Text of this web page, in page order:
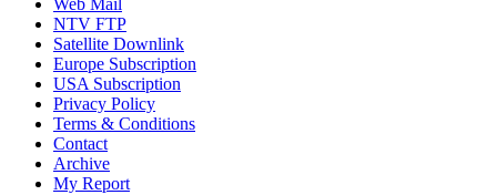
Web Mail
NTV FTP
Satellite Downlink
Europe Subscription
USA Subscription
Privacy Policy
Terms & Conditions
Contact
Archive
My Report